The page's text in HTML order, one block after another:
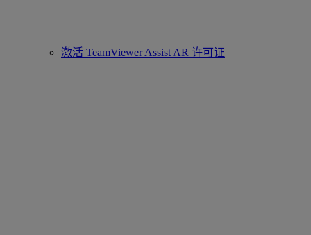
激活 TeamViewer Assist AR 许可证